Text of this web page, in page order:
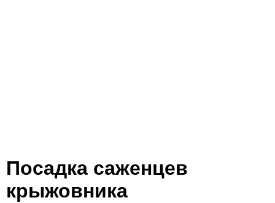
Посадка саженцев
крыжовника